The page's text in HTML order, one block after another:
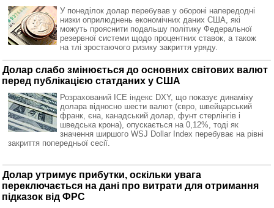
У понеділок долар перебував у обороні напередодні
низки оприлюднень економічних даних США, які
можуть прояснити подальшу політику Федеральної
резервної системи щодо процентних ставок, а також
на тлі зростаючого ризику закриття уряду.
Долар слабо змінюється до основних світових валют
перед публікацією статданих у США
Розрахований ICE індекс DXY, що показує динаміку
долара відносно шести валют (євро, швейцарський
франк, єна, канадський долар, фунт стерлінгів і
шведська крона), опускається на 0,12%, тоді як
значення ширшого WSJ Dollar Index перебуває на рівні
закриття попередньої сесії.
Долар утримує прибутки, оскільки увага
переключається на дані про витрати для отримання
підказок від ФРС